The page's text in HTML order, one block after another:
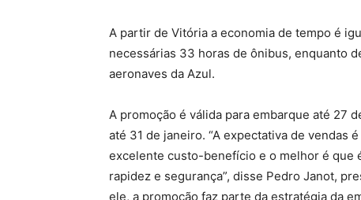
A partir de Vitória a economia de tempo é
necessárias 33 horas de ônibus, enquanto
aeronaves da Azul.
A promoção é válida para embarque até 27
até 31 de janeiro. “A expectativa de vendas
excelente custo-benefício e o melhor é que
rapidez e segurança”, disse Pedro Janot,
ele, a promoção faz parte da estratégia da